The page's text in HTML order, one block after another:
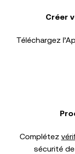
Créer
Téléchargez
Complétez
sécurité